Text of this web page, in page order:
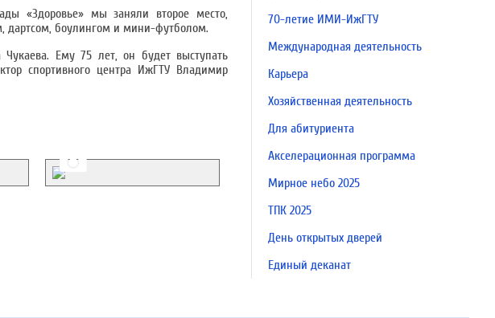
«Здоровье» мы заняли второе место,
боулингом и мини-футболом.
Ему 75 лет, он будет выступать
спортивного центра ИжГТУ Владимир
70-летие ИМИ-ИжГТУ
Международная деятельность
Карьера
Хозяйственная деятельность
Для абитуриента
Акселерационная программа
Мирное небо 2025
ТПК 2025
День открытых дверей
Единый деканат